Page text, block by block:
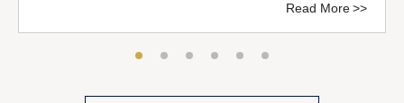
Read More